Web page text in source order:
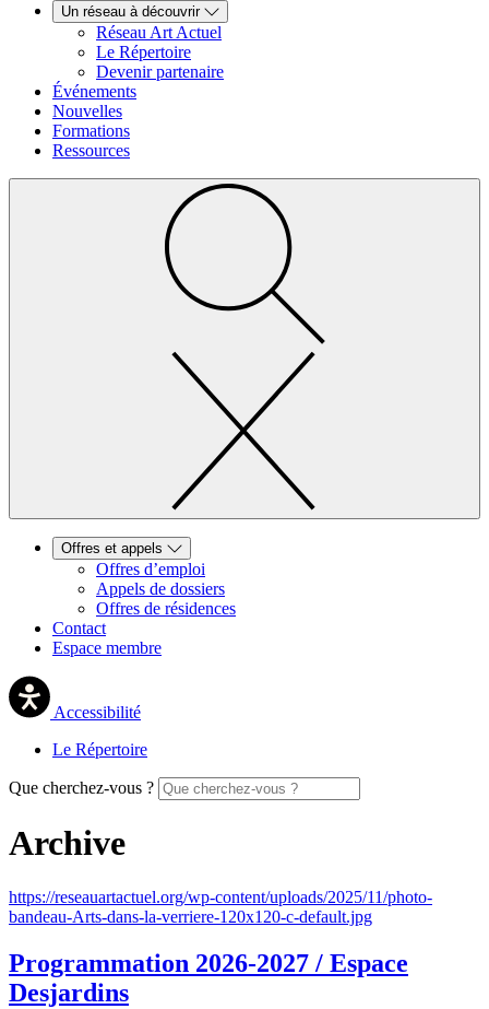
Un réseau à découvrir
Réseau Art Actuel
Le Répertoire
Devenir partenaire
Événements
Nouvelles
Formations
Ressources
Offres et appels
Offres d’emploi
Appels de dossiers
Offres de résidences
Contact
Espace membre
Accessibilité
Le Répertoire
Que cherchez-vous ?
Archive
https://reseauartactuel.org/wp-content/uploads/2025/11/photo-
bandeau-Arts-dans-la-verriere-120x120-c-default.jpg
Programmation 2026-2027 / Espace
Desjardins